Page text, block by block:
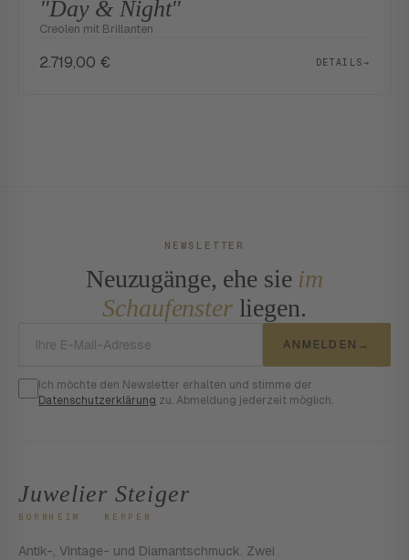
"Day & Night"
Creolen mit Brillanten
2.719,00 € DETAILS→
NEWSLETTER
Neuzugänge, ehe sie im
Schaufensterliegen.
ANMELDEN →
Ich möchte den Newsletter erhalten und stimme der
Datenschutzerklärung zu. Abmeldung jederzeit möglich.
Juwelier Steiger
BORNHEIM · KERPEN
Antik-, Vintage- und Diamantschmuck. Zwei